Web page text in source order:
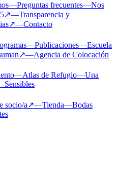
—Preguntas frecuentes—Nos
↗—Transparencia y
↗—Contacto
—Publicaciones—Escuela
↗—Agencia de Colocación
—Atlas de Refugio—Una
Sensibles
socio/a↗—Tienda—Bodas